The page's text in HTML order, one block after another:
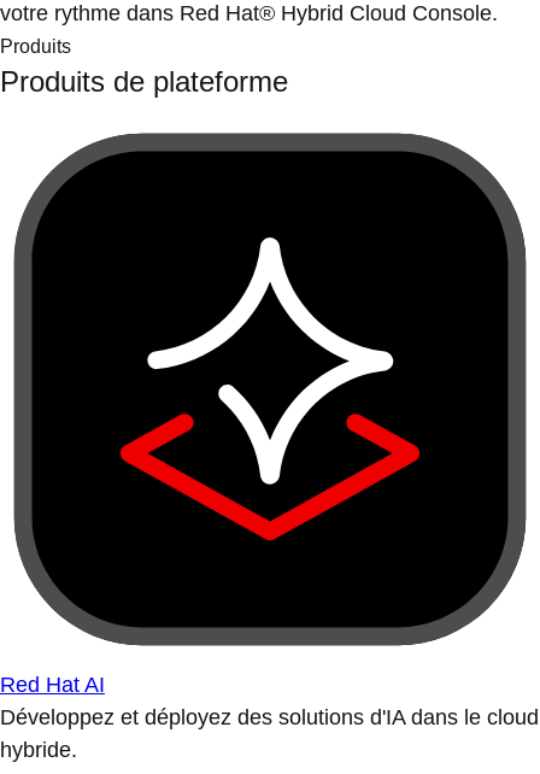
votre rythme dans Red Hat® Hybrid Cloud Console.
Produits
Produits de plateforme
Red Hat AI
Développez et déployez des solutions d'IA dans le cloud
hybride.